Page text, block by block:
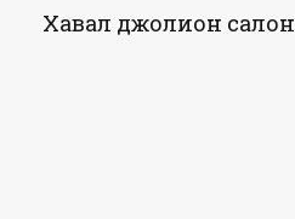
Хавал джолион салон